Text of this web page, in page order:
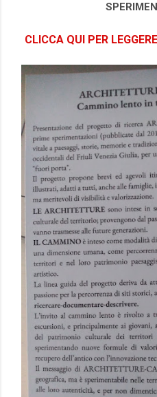
CLICCA QUI PER